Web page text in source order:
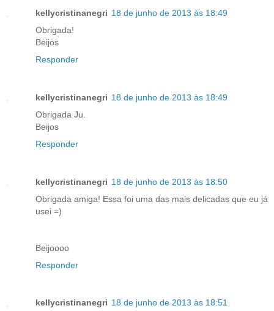
kellycristinanegri 18 de junho de 2013 às 18:49
Obrigada!
Beijos
Responder
kellycristinanegri 18 de junho de 2013 às 18:49
Obrigada Ju.
Beijos
Responder
kellycristinanegri 18 de junho de 2013 às 18:50
Obrigada amiga! Essa foi uma das mais delicadas que eu já
usei =)
Beijoooo
Responder
kellycristinanegri 18 de junho de 2013 às 18:51